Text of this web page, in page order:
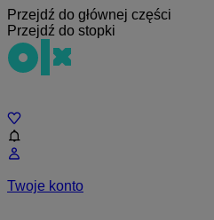
Przejdź do głównej części
Przejdź do stopki
Twoje konto